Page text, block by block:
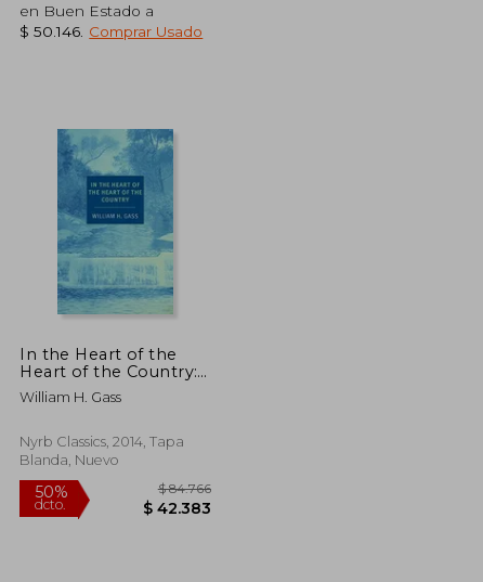
$ 103.359
$ 51.679
50%
dcto.
en Buen Estado a
$ 50.146 Comprar Usado
In the Heart of the
Heart of the Country:
And Other Stories
(Nyrb Classics) (en
William H. Gass
Nyrb Classics, 2014, Tapa
Blanda, Nuevo